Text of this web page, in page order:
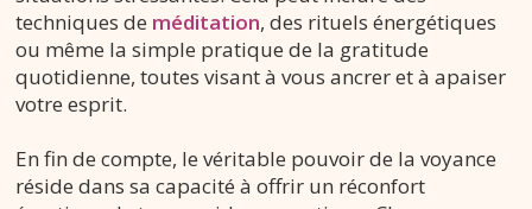
techniques de méditation, des rituels énergétiques
ou même la simple pratique de la gratitude
quotidienne, toutes visant à vous ancrer et à apaiser
votre esprit.
En fin de compte, le véritable pouvoir de la voyance
réside dans sa capacité à offrir un réconfort